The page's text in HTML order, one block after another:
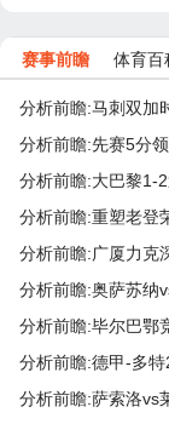
赛事前瞻 体育百
分析前瞻:重塑老登
分析前瞻:奥萨苏纳
分析前瞻:萨索洛vs